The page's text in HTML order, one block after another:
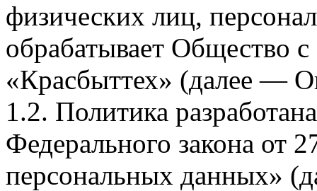
физических лиц,
обрабатывает Общество
«Красбыттех» (далее —
1.2. Политика
Федерального закона
персональных данных»